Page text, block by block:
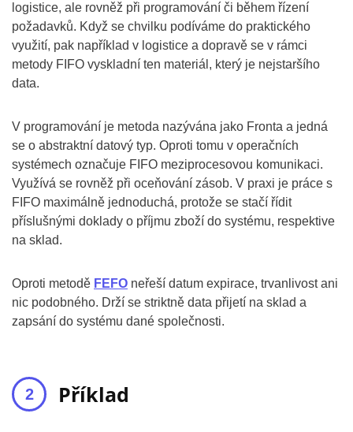
logistice, ale rovněž při programování či během řízení
požadavků. Když se chvilku podíváme do praktického
využití, pak například v logistice a dopravě se v rámci
metody FIFO vyskladní ten materiál, který je nejstaršího
data.
V programování je metoda nazývána jako Fronta a jedná
se o abstraktní datový typ. Oproti tomu v operačních
systémech označuje FIFO meziprocesovou komunikaci.
Využívá se rovněž při oceňování zásob. V praxi je práce s
FIFO maximálně jednoduchá, protože se stačí řídit
příslušnými doklady o příjmu zboží do systému, respektive
na sklad.
Oproti metodě FEFO neřeší datum expirace, trvanlivost ani
nic podobného. Drží se striktně data přijetí na sklad a
zapsání do systému dané společnosti.
Příklad